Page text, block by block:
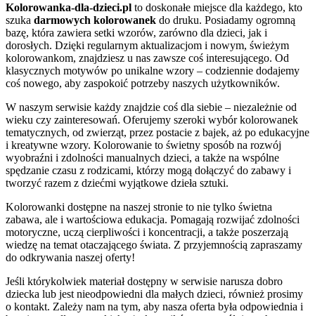
Kolorowanka-dla-dzieci.pl to doskonałe miejsce dla każdego, kto
szuka darmowych kolorowanek do druku. Posiadamy ogromną
bazę, która zawiera setki wzorów, zarówno dla dzieci, jak i
dorosłych. Dzięki regularnym aktualizacjom i nowym, świeżym
kolorowankom, znajdziesz u nas zawsze coś interesującego. Od
klasycznych motywów po unikalne wzory – codziennie dodajemy
coś nowego, aby zaspokoić potrzeby naszych użytkowników.
W naszym serwisie każdy znajdzie coś dla siebie – niezależnie od
wieku czy zainteresowań. Oferujemy szeroki wybór kolorowanek
tematycznych, od zwierząt, przez postacie z bajek, aż po edukacyjne
i kreatywne wzory. Kolorowanie to świetny sposób na rozwój
wyobraźni i zdolności manualnych dzieci, a także na wspólne
spędzanie czasu z rodzicami, którzy mogą dołączyć do zabawy i
tworzyć razem z dziećmi wyjątkowe dzieła sztuki.
Kolorowanki dostępne na naszej stronie to nie tylko świetna
zabawa, ale i wartościowa edukacja. Pomagają rozwijać zdolności
motoryczne, uczą cierpliwości i koncentracji, a także poszerzają
wiedzę na temat otaczającego świata. Z przyjemnością zapraszamy
do odkrywania naszej oferty!
Jeśli którykolwiek materiał dostępny w serwisie narusza dobro
dziecka lub jest nieodpowiedni dla małych dzieci, również prosimy
o kontakt. Zależy nam na tym, aby nasza oferta była odpowiednia i